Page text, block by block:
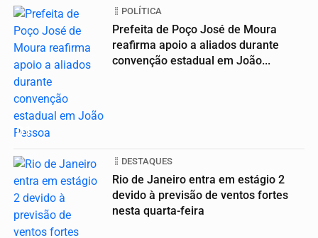
01
POLÍTICA
Prefeita de Poço José de Moura
reafirma apoio a aliados durante
convenção estadual em João...
DESTAQUES
Rio de Janeiro entra em estágio 2
devido à previsão de ventos fortes
nesta quarta-feira